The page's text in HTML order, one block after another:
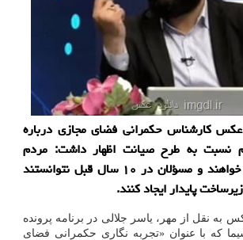
کارشناس حکمرانی فضای مجازی درباره
نسبت به طرح صیانت اظهار داشت: مردم
سازوکار پایدار می خواهند و مسؤلان در ۱۰ سال قبل نتوانستند
پایدار ایجاد کنند.
به نقل از مهر، یاسر جلالی در برنامه پرونده
که با عنوان «تجربه نگاری حکمرانی فضای